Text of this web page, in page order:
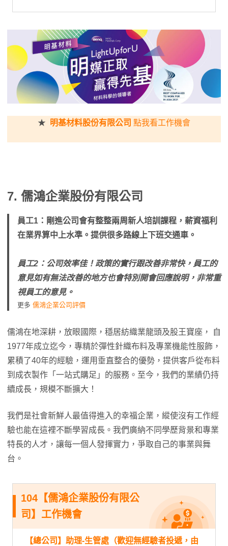
★ 明基材料股份有限公司 點我看工作機會
7. 儒鴻企業股份有限公司
員工1：剛進公司會有整整兩周新人培訓課程，薪資福利
在業界算中上水準。提供很多路線上下班交通車。
員工2：公司效率佳！政策的實行跟改善非常快，員工的
意見如有無法改善的地方也會特別開會回應說明，非常重
視員工的意見。
更多 儒鴻企業公司評價
儒鴻在地深耕，放眼國際，穩居紡織業龍頭及股王寶座， 自
1977年成立迄今，專精於彈性針織布料及專業機能性服飾，
累積了40年的經驗，運用垂直整合的優勢，提供客戶從布料
到成衣製作「一站式購足」的服務。至今，我們的業績仍持
續成長，規模不斷擴大！
我們是社會新鮮人最值得進入的幸福企業，縱使沒有工作經
驗也能在這裡不斷學習成長。我們廣納不同學歷背景和專業
特長的人才，讓每一個人發揮實力，爭取自己的事業與舞
台。
104【儒鴻企業股份有限公
司】工作機會
【總公司】助理-生管處（歡迎無經驗者投遞，由